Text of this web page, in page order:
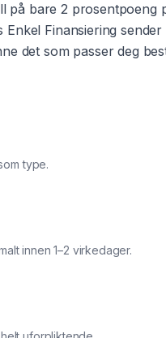
på bare 2 prosentpoeng
Finansiering sender
det som passer deg
type.
innen 1–2 virkedager.